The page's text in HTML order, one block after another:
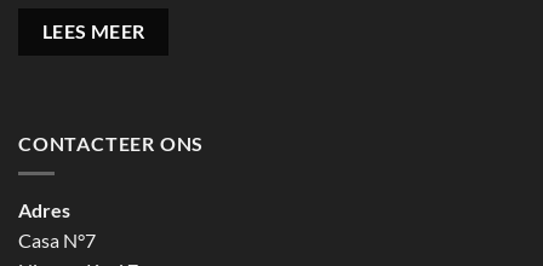
LEES MEER
CONTACTEER ONS
Adres
Casa N°7